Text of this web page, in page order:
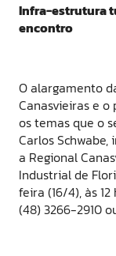
Infra-estrutura
encontro
O alargamento
Canasvieiras e
os temas que o
Carlos
a Regional
Industrial de
feira (16/4), às
(48) 3266-2910